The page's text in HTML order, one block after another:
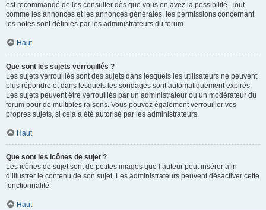
est recommandé de les consulter dès que vous en avez la possibilité. Tout
comme les annonces et les annonces générales, les permissions concernant
les notes sont définies par les administrateurs du forum.
Haut
Que sont les sujets verrouillés ?
Les sujets verrouillés sont des sujets dans lesquels les utilisateurs ne peuvent
plus répondre et dans lesquels les sondages sont automatiquement expirés.
Les sujets peuvent être verrouillés par un administrateur ou un modérateur du
forum pour de multiples raisons. Vous pouvez également verrouiller vos
propres sujets, si cela a été autorisé par les administrateurs.
Haut
Que sont les icônes de sujet ?
Les icônes de sujet sont de petites images que l’auteur peut insérer afin
d’illustrer le contenu de son sujet. Les administrateurs peuvent désactiver cette
fonctionnalité.
Haut